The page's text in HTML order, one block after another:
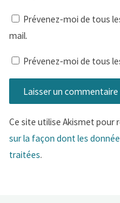
Prévenez-moi de tous
mail.
Prévenez-moi de tous
Ce site utilise Akismet pour
sur la façon dont les
traitées.